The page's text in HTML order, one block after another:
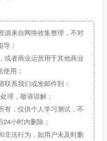
源来自网络收集整理，不对
；
或者商业运营用于其他商业
用；
联系我们或发邮件到：
理，敬请谅解；
有，仅供个人学习测试，不
小时内删除；
非法行为，如用户未及时删